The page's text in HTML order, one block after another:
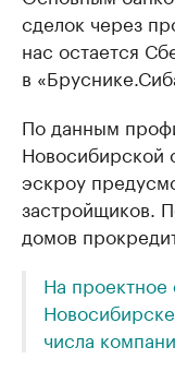
сделок через
нас остается
в
По данным
Новосибирской
эскроу
застройщиков.
домов
На
числа